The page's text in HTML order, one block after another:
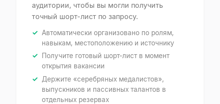
аудитории, чтобы вы могли получить
точный шорт-лист по запросу.
Автоматически организовано по ролям,
навыкам, местоположению и источнику
Получите готовый шорт-лист в момент
открытия вакансии
Держите «серебряных медалистов»,
выпускников и пассивных талантов в
отдельных резервах